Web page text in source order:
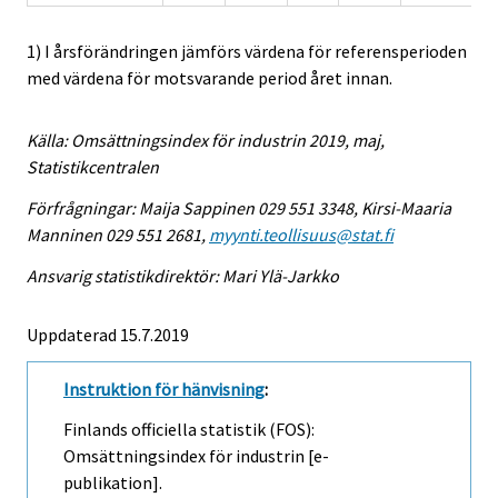
1) I årsförändringen jämförs värdena för referensperioden
med värdena för motsvarande period året innan.
Källa: Omsättningsindex för industrin 2019, maj,
Statistikcentralen
Förfrågningar: Maija Sappinen 029 551 3348, Kirsi-Maaria
Manninen 029 551 2681, myynti.teollisuus@stat.fi
Ansvarig statistikdirektör: Mari Ylä-Jarkko
Uppdaterad 15.7.2019
Instruktion för hänvisning:
Finlands officiella statistik (FOS):
Omsättningsindex för industrin [e-
publikation].